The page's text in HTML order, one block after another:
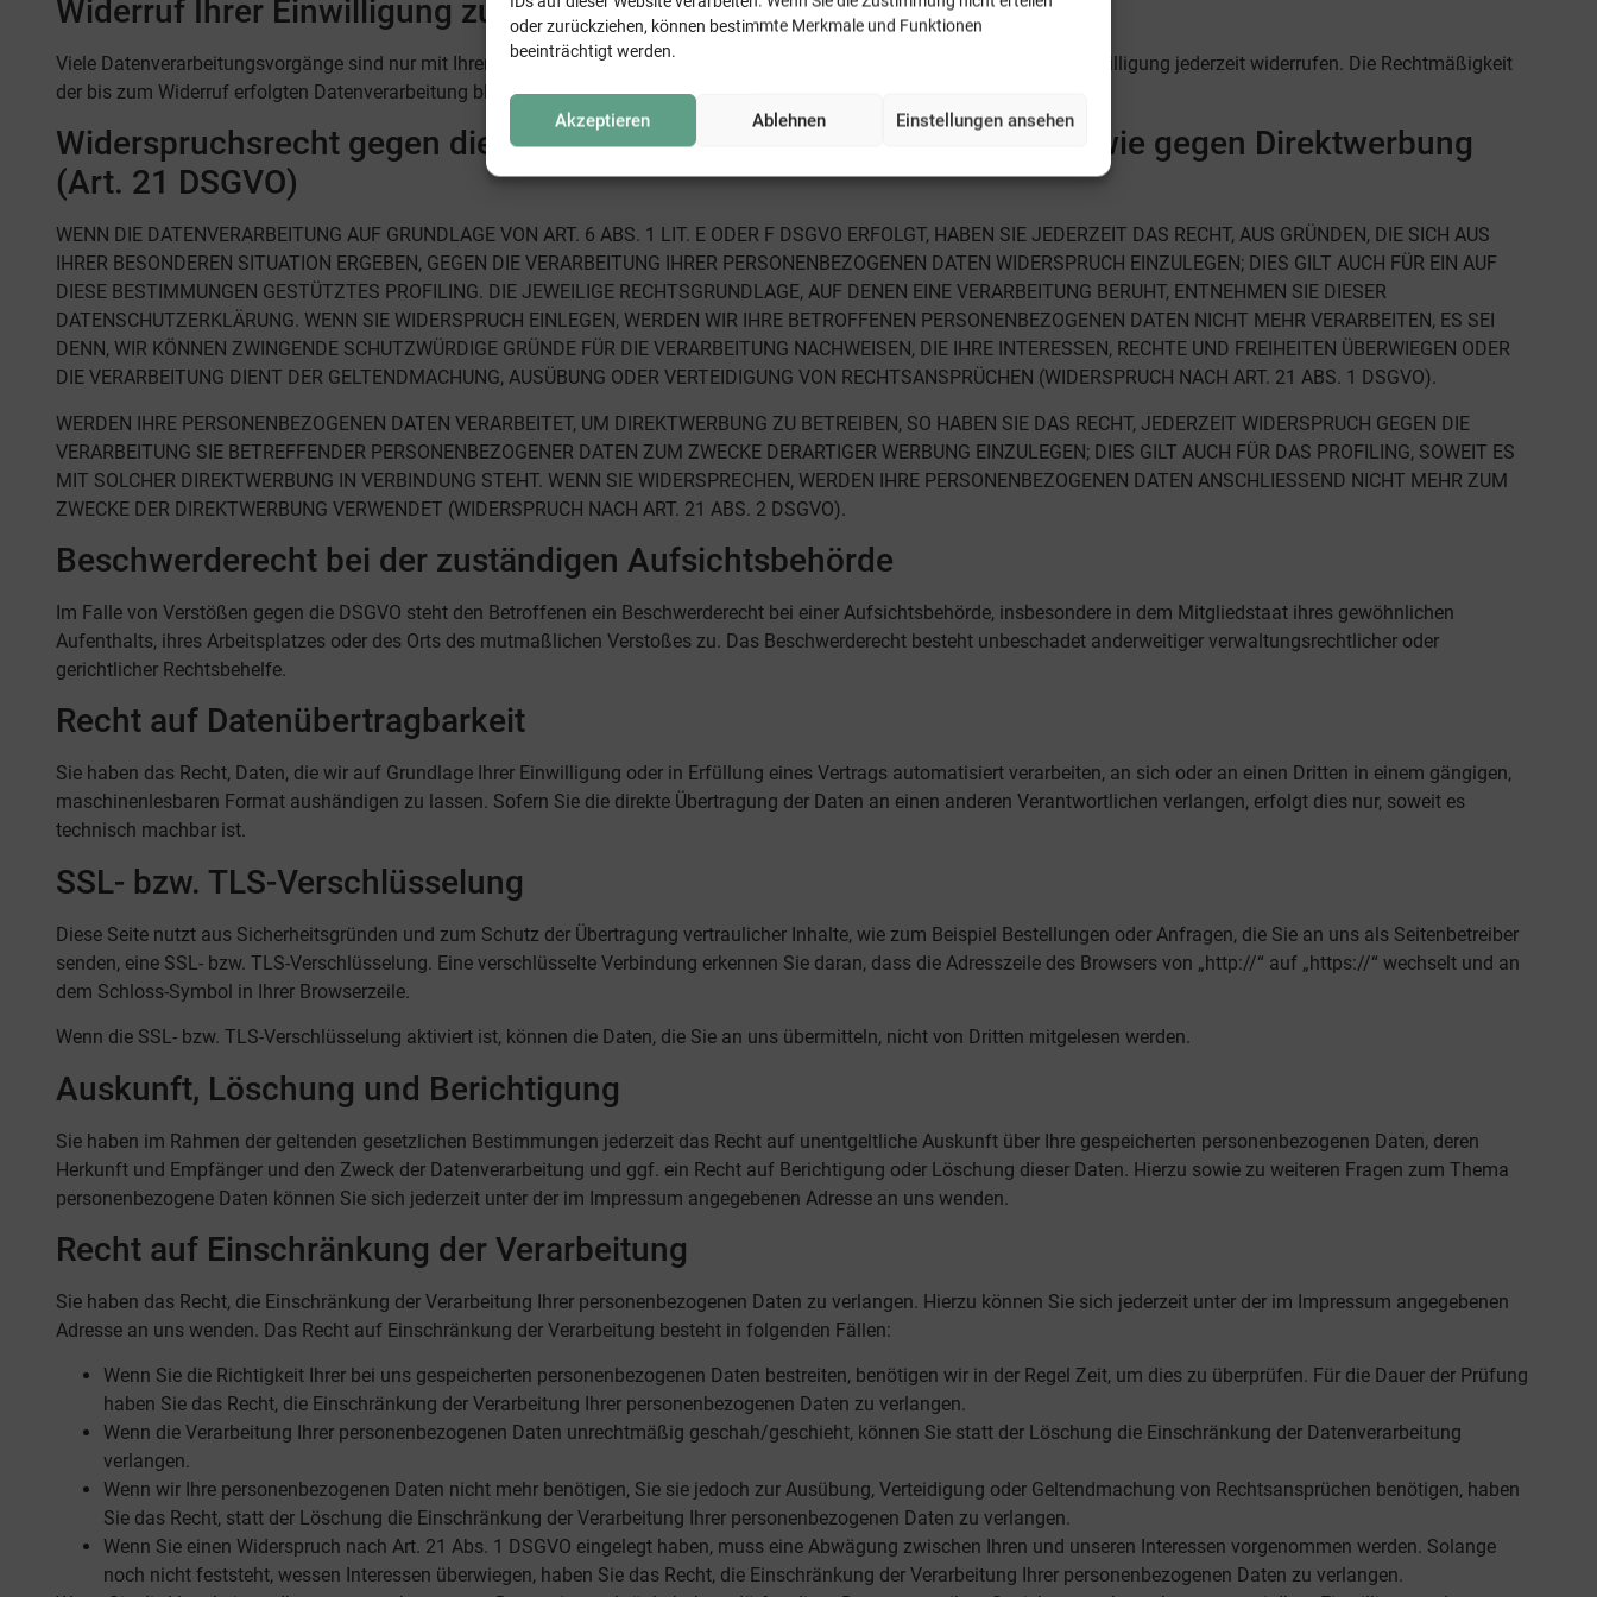
oder zurückziehen, können bestimmte Merkmale und Funktionen
beeinträchtigt werden.
Akzeptieren Ablehnen Einstellungen ansehen
Widerruf Ihrer Einwilligung zur Datenverarbeitung
Viele Datenverarbeitungsvorgänge sind nur mit Ihrer ausdrücklichen Einwilligung möglich. Sie können eine bereits erteilte Einwilligung jederzeit widerrufen. Die Rechtmäßigkeit
der bis zum Widerruf erfolgten Datenverarbeitung bleibt vom Widerruf unberührt.
Widerspruchsrecht gegen die Datenerhebung in besonderen Fällen sowie gegen Direktwerbung
(Art. 21 DSGVO)
WENN DIE DATENVERARBEITUNG AUF GRUNDLAGE VON ART. 6 ABS. 1 LIT. E ODER F DSGVO ERFOLGT, HABEN SIE JEDERZEIT DAS RECHT, AUS GRÜNDEN, DIE SICH AUS
IHRER BESONDEREN SITUATION ERGEBEN, GEGEN DIE VERARBEITUNG IHRER PERSONENBEZOGENEN DATEN WIDERSPRUCH EINZULEGEN; DIES GILT AUCH FÜR EIN AUF
DIESE BESTIMMUNGEN GESTÜTZTES PROFILING. DIE JEWEILIGE RECHTSGRUNDLAGE, AUF DENEN EINE VERARBEITUNG BERUHT, ENTNEHMEN SIE DIESER
DATENSCHUTZERKLÄRUNG. WENN SIE WIDERSPRUCH EINLEGEN, WERDEN WIR IHRE BETROFFENEN PERSONENBEZOGENEN DATEN NICHT MEHR VERARBEITEN, ES SEI
DENN, WIR KÖNNEN ZWINGENDE SCHUTZWÜRDIGE GRÜNDE FÜR DIE VERARBEITUNG NACHWEISEN, DIE IHRE INTERESSEN, RECHTE UND FREIHEITEN ÜBERWIEGEN ODER
DIE VERARBEITUNG DIENT DER GELTENDMACHUNG, AUSÜBUNG ODER VERTEIDIGUNG VON RECHTSANSPRÜCHEN (WIDERSPRUCH NACH ART. 21 ABS. 1 DSGVO).
WERDEN IHRE PERSONENBEZOGENEN DATEN VERARBEITET, UM DIREKTWERBUNG ZU BETREIBEN, SO HABEN SIE DAS RECHT, JEDERZEIT WIDERSPRUCH GEGEN DIE
VERARBEITUNG SIE BETREFFENDER PERSONENBEZOGENER DATEN ZUM ZWECKE DERARTIGER WERBUNG EINZULEGEN; DIES GILT AUCH FÜR DAS PROFILING, SOWEIT ES
MIT SOLCHER DIREKTWERBUNG IN VERBINDUNG STEHT. WENN SIE WIDERSPRECHEN, WERDEN IHRE PERSONENBEZOGENEN DATEN ANSCHLIESSEND NICHT MEHR ZUM
ZWECKE DER DIREKTWERBUNG VERWENDET (WIDERSPRUCH NACH ART. 21 ABS. 2 DSGVO).
Beschwerde­recht bei der zuständigen Aufsichts­behörde
Im Falle von Verstößen gegen die DSGVO steht den Betroffenen ein Beschwerderecht bei einer Aufsichtsbehörde, insbesondere in dem Mitgliedstaat ihres gewöhnlichen
Aufenthalts, ihres Arbeitsplatzes oder des Orts des mutmaßlichen Verstoßes zu. Das Beschwerderecht besteht unbeschadet anderweitiger verwaltungsrechtlicher oder
gerichtlicher Rechtsbehelfe.
Recht auf Daten­übertrag­barkeit
Sie haben das Recht, Daten, die wir auf Grundlage Ihrer Einwilligung oder in Erfüllung eines Vertrags automatisiert verarbeiten, an sich oder an einen Dritten in einem gängigen,
maschinenlesbaren Format aushändigen zu lassen. Sofern Sie die direkte Übertragung der Daten an einen anderen Verantwortlichen verlangen, erfolgt dies nur, soweit es
technisch machbar ist.
SSL- bzw. TLS-Verschlüsselung
Diese Seite nutzt aus Sicherheitsgründen und zum Schutz der Übertragung vertraulicher Inhalte, wie zum Beispiel Bestellungen oder Anfragen, die Sie an uns als Seitenbetreiber
senden, eine SSL- bzw. TLS-Verschlüsselung. Eine verschlüsselte Verbindung erkennen Sie daran, dass die Adresszeile des Browsers von „http://“ auf „https://“ wechselt und an
dem Schloss-Symbol in Ihrer Browserzeile.
Wenn die SSL- bzw. TLS-Verschlüsselung aktiviert ist, können die Daten, die Sie an uns übermitteln, nicht von Dritten mitgelesen werden.
Auskunft, Löschung und Berichtigung
Sie haben im Rahmen der geltenden gesetzlichen Bestimmungen jederzeit das Recht auf unentgeltliche Auskunft über Ihre gespeicherten personenbezogenen Daten, deren
Herkunft und Empfänger und den Zweck der Datenverarbeitung und ggf. ein Recht auf Berichtigung oder Löschung dieser Daten. Hierzu sowie zu weiteren Fragen zum Thema
personenbezogene Daten können Sie sich jederzeit unter der im Impressum angegebenen Adresse an uns wenden.
Recht auf Einschränkung der Verarbeitung
Sie haben das Recht, die Einschränkung der Verarbeitung Ihrer personenbezogenen Daten zu verlangen. Hierzu können Sie sich jederzeit unter der im Impressum angegebenen
Adresse an uns wenden. Das Recht auf Einschränkung der Verarbeitung besteht in folgenden Fällen:
Wenn Sie die Richtigkeit Ihrer bei uns gespeicherten personenbezogenen Daten bestreiten, benötigen wir in der Regel Zeit, um dies zu überprüfen. Für die Dauer der Prüfung
haben Sie das Recht, die Einschränkung der Verarbeitung Ihrer personenbezogenen Daten zu verlangen.
Wenn die Verarbeitung Ihrer personenbezogenen Daten unrechtmäßig geschah/geschieht, können Sie statt der Löschung die Einschränkung der Datenverarbeitung
verlangen.
Wenn wir Ihre personenbezogenen Daten nicht mehr benötigen, Sie sie jedoch zur Ausübung, Verteidigung oder Geltendmachung von Rechtsansprüchen benötigen, haben
Sie das Recht, statt der Löschung die Einschränkung der Verarbeitung Ihrer personenbezogenen Daten zu verlangen.
Wenn Sie einen Widerspruch nach Art. 21 Abs. 1 DSGVO eingelegt haben, muss eine Abwägung zwischen Ihren und unseren Interessen vorgenommen werden. Solange
noch nicht feststeht, wessen Interessen überwiegen, haben Sie das Recht, die Einschränkung der Verarbeitung Ihrer personenbezogenen Daten zu verlangen.